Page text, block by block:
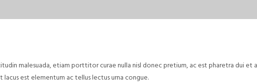
malesuada, etiam porttitor curae nulla nisl donec pretium, ac est pharetra dui et
est elementum ac tellus lectus urna congue.